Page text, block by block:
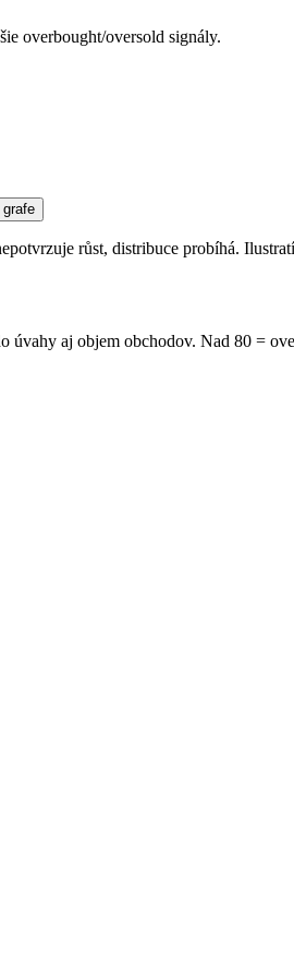
overbought/oversold signály.
růst, distribuce probíhá.
aj objem obchodov. Nad 80 =